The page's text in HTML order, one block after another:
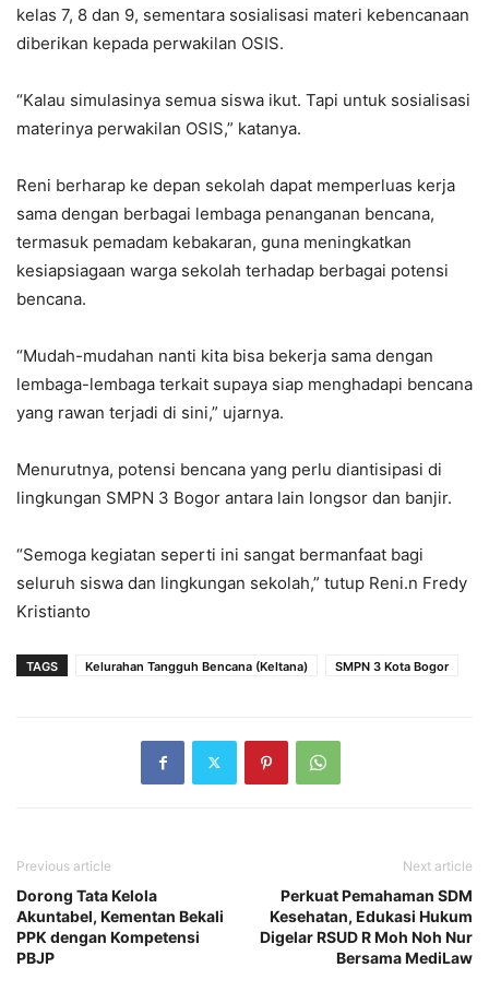
kelas 7, 8 dan 9, sementara sosialisasi materi kebencanaan
diberikan kepada perwakilan OSIS.
“Kalau simulasinya semua siswa ikut. Tapi untuk sosialisasi
materinya perwakilan OSIS,” katanya.
Reni berharap ke depan sekolah dapat memperluas kerja
sama dengan berbagai lembaga penanganan bencana,
termasuk pemadam kebakaran, guna meningkatkan
kesiapsiagaan warga sekolah terhadap berbagai potensi
bencana.
“Mudah-mudahan nanti kita bisa bekerja sama dengan
lembaga-lembaga terkait supaya siap menghadapi bencana
yang rawan terjadi di sini,” ujarnya.
Menurutnya, potensi bencana yang perlu diantisipasi di
lingkungan SMPN 3 Bogor antara lain longsor dan banjir.
“Semoga kegiatan seperti ini sangat bermanfaat bagi
seluruh siswa dan lingkungan sekolah,” tutup Reni.n Fredy
Kristianto
TAGS Kelurahan Tangguh Bencana (Keltana) SMPN 3 Kota Bogor
Previous article
Dorong Tata Kelola
Akuntabel, Kementan Bekali
PPK dengan Kompetensi
PBJP
Next article
Perkuat Pemahaman SDM
Kesehatan, Edukasi Hukum
Digelar RSUD R Moh Noh Nur
Bersama MediLaw